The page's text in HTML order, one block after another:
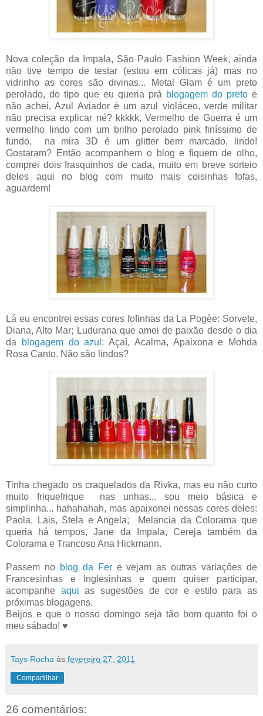
Nova coleção da Impala, São Paulo Fashion Week, ainda
não tive tempo de testar (estou em cólicas já) mas no
vidrinho as cores são divinas... Metal Glam é um preto
perolado, do tipo que eu queria prá blogagem do preto e
não achei, Azul Aviador é um azul violáceo, verde militar
não precisa explicar né? kkkkk, Vermelho de Guerra é um
vermelho lindo com um brilho perolado pink finíssimo de
fundo, na mira 3D é um glitter bem marcado, lindo!
Gostaram? Então acompanhem o blog e fiquem de olho,
comprei dois frasquinhos de cada, muito em breve sorteio
deles aqui no blog com muito mais coisinhas fofas,
aguardem!
Lá eu encontrei essas cores fofinhas da La Pogèe: Sorvete,
Diana, Alto Mar; Ludurana que amei de paixão desde o dia
da
blogagem do azul : Açaí, Acalma, Apaixona e Mohda
Rosa Canto. Não são lindos?
Tinha chegado os craquelados da Rivka, mas eu não curto
muito friquefrique nas unhas... sou meio básica e
simplinha... hahahahah, mas apaixonei nessas cores deles:
Paola, Lais, Stela e Angela; Melancia da Colorama que
queria há tempos, Jane da Impala, Cereja também da
Colorama e Trancoso Ana Hickmann.
Passem no blog da Fere vejam as outras variações de
Francesinhas e Inglesinhas e quem quiser participar,
acompanhe aqui as sugestões de cor e estilo para as
próximas blogagens.
Beijos e que o nosso domingo seja tão bom quanto foi o
meu sábado! ♥
Tays Rocha às fevereiro 27, 2011
Compartilhar
26 comentários: